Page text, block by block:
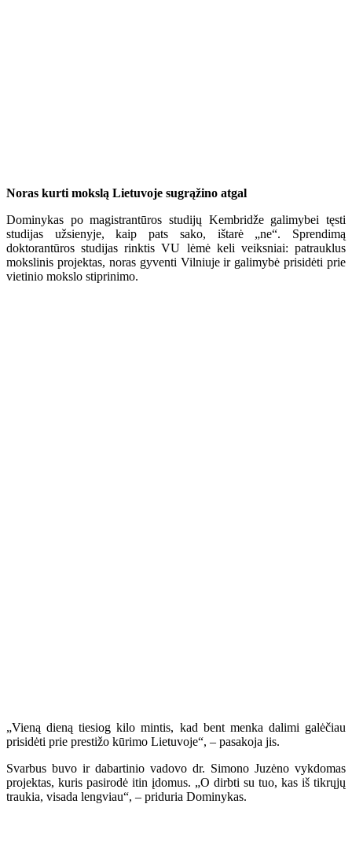
Noras kurti mokslą Lietuvoje sugrąžino atgal
Dominykas po magistrantūros studijų Kembridže galimybei tęsti
studijas užsienyje, kaip pats sako, ištarė „ne“. Sprendimą
doktorantūros studijas rinktis VU lėmė keli veiksniai: patrauklus
mokslinis projektas, noras gyventi Vilniuje ir galimybė prisidėti prie
vietinio mokslo stiprinimo.
„Vieną dieną tiesiog kilo mintis, kad bent menka dalimi galėčiau
prisidėti prie prestižo kūrimo Lietuvoje“, – pasakoja jis.
Svarbus buvo ir dabartinio vadovo dr. Simono Juzėno vykdomas
projektas, kuris pasirodė itin įdomus. „O dirbti su tuo, kas iš tikrųjų
traukia, visada lengviau“, – priduria Dominykas.